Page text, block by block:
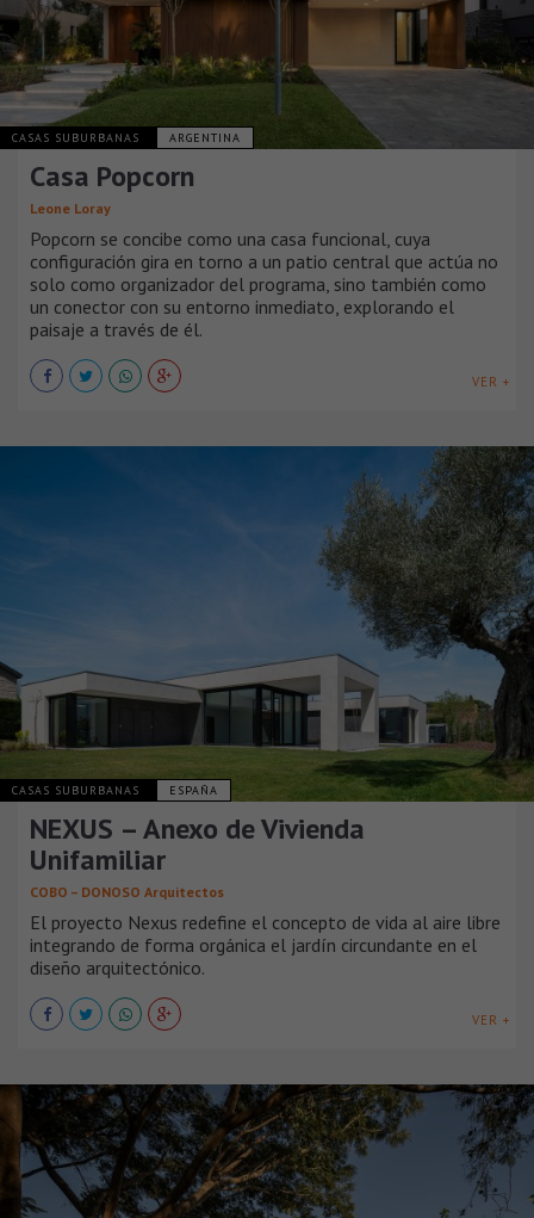
CASAS SUBURBANAS ARGENTINA
Casa Popcorn
Leone Loray
Popcorn se concibe como una casa funcional, cuya
configuración gira en torno a un patio central que actúa no
solo como organizador del programa, sino también como
un conector con su entorno inmediato, explorando el
paisaje a través de él.
VER +
CASAS SUBURBANAS ESPAÑA
NEXUS – Anexo de Vivienda
Unifamiliar
COBO – DONOSO Arquitectos
El proyecto Nexus redefine el concepto de vida al aire libre
integrando de forma orgánica el jardín circundante en el
diseño arquitectónico.
VER +